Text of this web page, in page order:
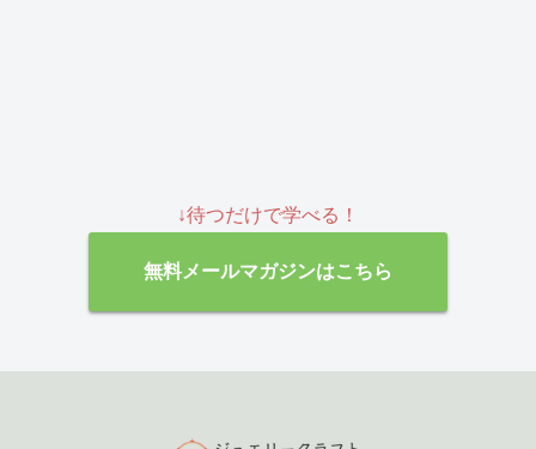
↓待つだけで学べる！
無料メールマガジンはこちら